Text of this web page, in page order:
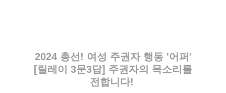
2024 총선! 여성 주권자 행동 '어퍼'
[릴레이 3문3답] 주권자의 목소리를
전합니다!